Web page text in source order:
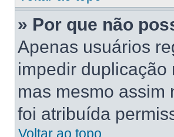
» Por que não
Apenas usuários
impedir duplicação
mas mesmo assim
foi atribuída
Voltar ao topo